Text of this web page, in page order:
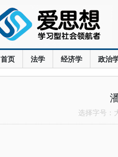
首页 法学 经济学 政治
选择字号：